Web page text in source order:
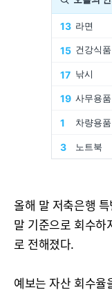
올해 말 저축은행
말 기준으로 회수하
로 전해졌다.
예보는 자산 회수율